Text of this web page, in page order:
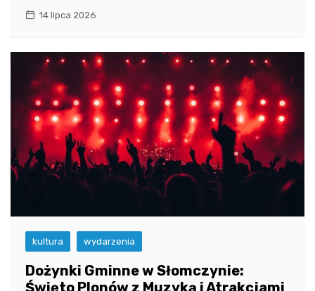
14 lipca 2026
kultura wydarzenia
Dożynki Gminne w Słomczynie:
Święto Plonów z Muzyką i Atrakcjami